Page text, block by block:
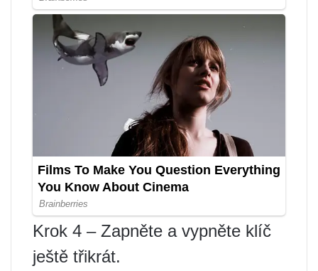
Krok 4 – Zapněte a vypněte klíč
ještě třikrát.